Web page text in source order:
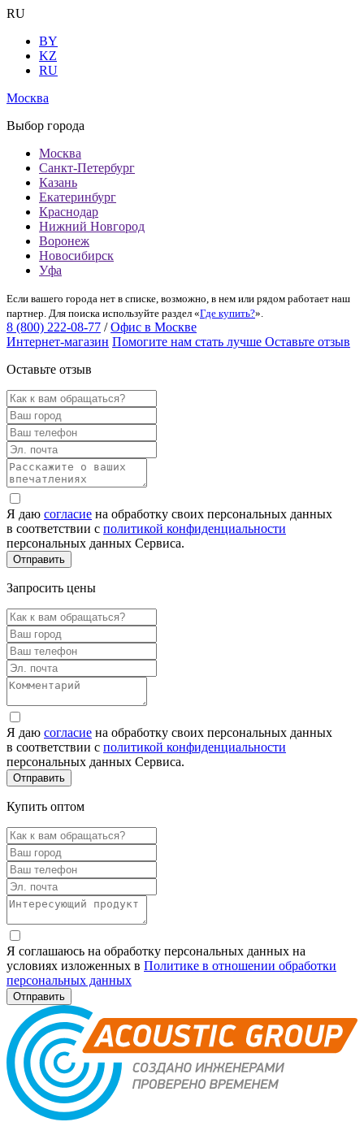
RU
BY
KZ
RU
Москва
Выбор города
Москва
Санкт-Петербург
Казань
Екатеринбург
Краснодар
Нижний Новгород
Воронеж
Новосибирск
Уфа
Если вашего города нет в списке, возможно, в нем или рядом работает наш
партнер. Для поиска используйте раздел «Где купить?».
8 (800) 222-08-77 / Офис в Москве
Интернет-магазин Помогите нам стать лучше Оставьте отзыв
Оставьте отзыв
Я даю согласие на обработку своих персональных данных
в соответствии с политикой конфиденциальности
персональных данных Сервиса.
Запросить цены
Я даю согласие на обработку своих персональных данных
в соответствии с политикой конфиденциальности
персональных данных Сервиса.
Купить оптом
Я соглашаюсь на обработку персональных данных на
условиях изложенных в Политике в отношении обработки
персональных данных